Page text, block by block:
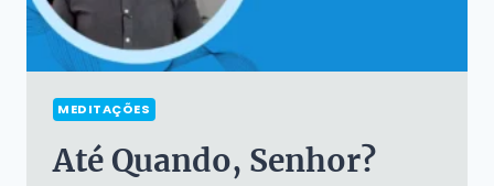
MEDITAÇÕES
Até Quando, Senhor?